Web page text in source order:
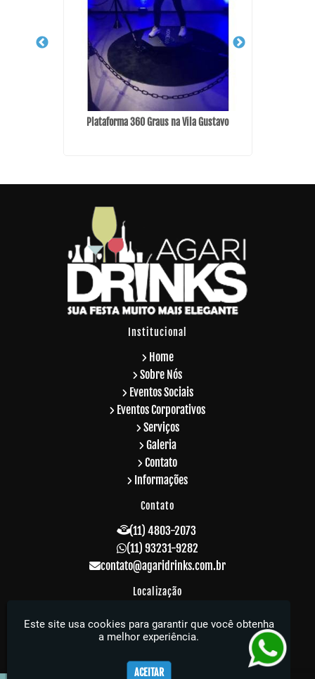
Plataforma 360 Graus na Vila Gustavo
Institucional
Home
Sobre Nós
Eventos Sociais
Eventos Corporativos
Serviços
Galeria
Contato
Informações
Contato
(11) 4803-2073
(11) 93231-9282
contato@agaridrinks.com.br
Localização
R. Acre, 229 - Vila Rosalia - Guarulhos / SP -
CEP: 07064-010
Agari Drinks - Sua festa muito mais elegante
Este site usa cookies para garantir que você obtenha
a melhor experiência.
ACEITAR